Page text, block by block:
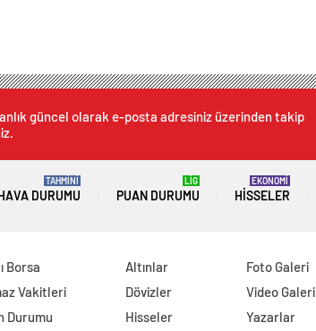
güncel olarak e-posta adresiniz üzerinden takip
DURUMU
TAHMİNİ
PUAN DURUMU
LİG
HISSELER
EKONOMİ
Borsa
Vakitleri
Durumu
Altınlar
Dövizler
Hisseler
Foto Galeri
Video Galeri
Yazarlar